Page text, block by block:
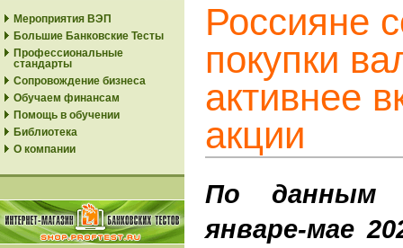
Мероприятия ВЭП
Большие Банковские Тесты
Профессиональные
стандарты
Сопровождение бизнеса
Обучаем финансам
Помощь в обучении
Библиотека
О компании
Россияне
покупки
активнее
акции
По данным
январе-мае